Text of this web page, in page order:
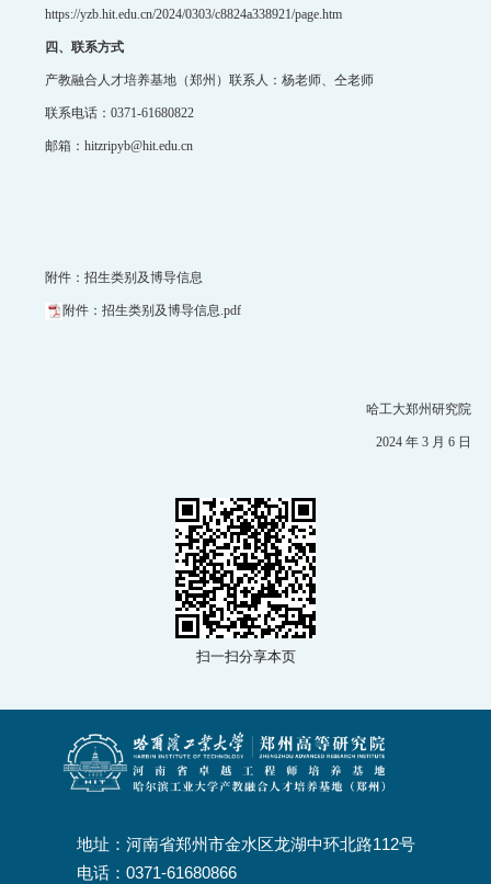
https://yzb.hit.edu.cn/2024/0303/c8824a338921/page.htm
四、联系方式
产教融合人才培养基地（郑州）联系人：杨老师、仝老师
联系电话：0371-61680822
邮箱：hitzripyb@hit.edu.cn
附件：招生类别及博导信息
附件：招生类别及博导信息.pdf
哈工大郑州研究院
2024 年 3 月 6 日
扫一扫分享本页
地址：河南省郑州市金水区龙湖中环北路112号
电话：0371-61680866